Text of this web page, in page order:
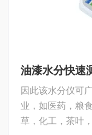
油漆水分快速
因此该水分仪可
业，如医药，粮
草，化工，茶叶